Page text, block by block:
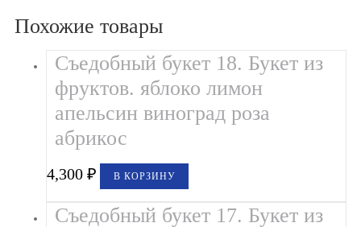
Похожие товары
Съедобный букет 18. Букет из
фруктов. яблоко лимон
апельсин виноград роза
абрикос
4,300₽ В КОРЗИНУ
Съедобный букет 17. Букет из